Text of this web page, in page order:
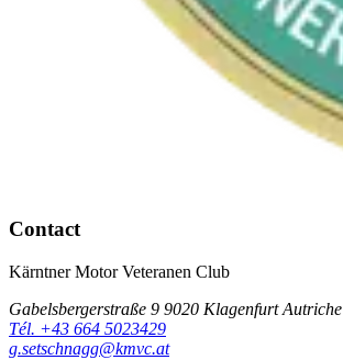
Contact
Kärntner Motor Veteranen Club
Gabelsbergerstraße 9 9020 Klagenfurt Autriche
Tél. +43 664 5023429
g.setschnagg@kmvc.at